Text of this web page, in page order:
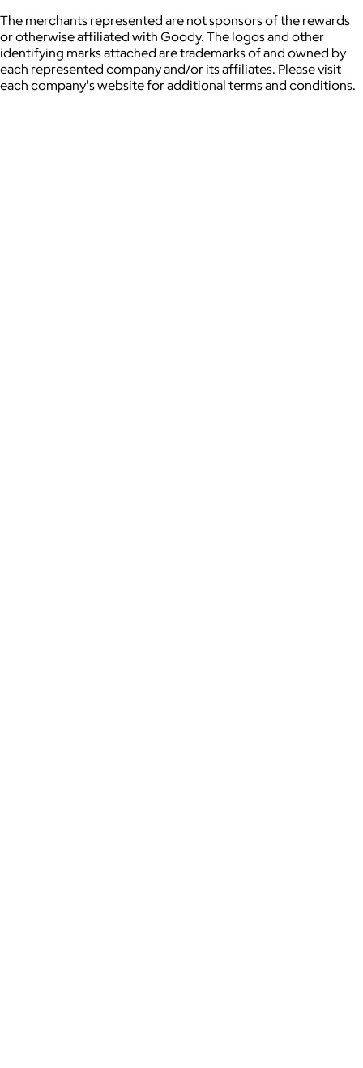
The merchants represented are not sponsors of the rewards
or otherwise affiliated with Goody. The logos and other
identifying marks attached are trademarks of and owned by
each represented company and/or its affiliates. Please visit
each company's website for additional terms and conditions.